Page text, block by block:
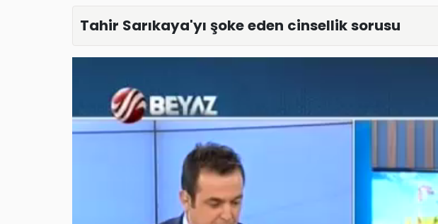
Tahir Sarıkaya'yı şoke eden cinsellik sorusu